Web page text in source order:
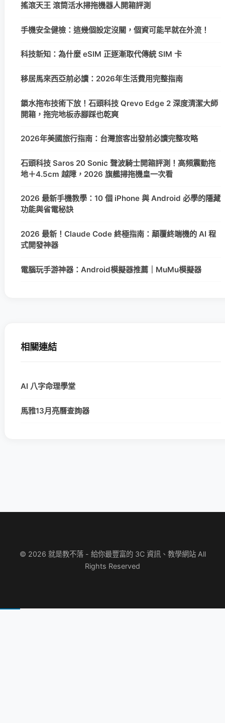
搖滾天王 滾筒活水掃拖機器人開箱評測
手機安全健檢：這幾個設定沒關，個資可能早就在外流！
科技新知：為什麼 eSIM 正逐漸取代傳統 SIM 卡
移居馬來西亞前必讀：2026年生活費用完整指南
鎖水拖布技術下放！石頭科技 Qrevo Edge 2 深度清潔大師
開箱，拖完地板赤腳踩也乾爽
2026年美國旅行指南：台灣旅客出發前必讀完整攻略
石頭科技 Saros 20 Sonic 聲波騎士開箱評測！高頻震動拖
地＋4.5cm 越障，2026 旗艦掃拖機皇一次看
2026 最新手機教學：10 個 iPhone 與 Android 必學的隱藏
功能與省電秘訣
2026 最新！Claude Code 終極指南：顛覆終端機的 AI 程
式開發神器
電腦玩手游神器：Android模擬器推薦｜MuMu模擬器
相關連結
AI 八字命理學堂
馬雅13月亮曆查詢器
© 2026 就是教不落 - 給你最豐富的 3C 資訊、教學網站 All
Rights Reserved